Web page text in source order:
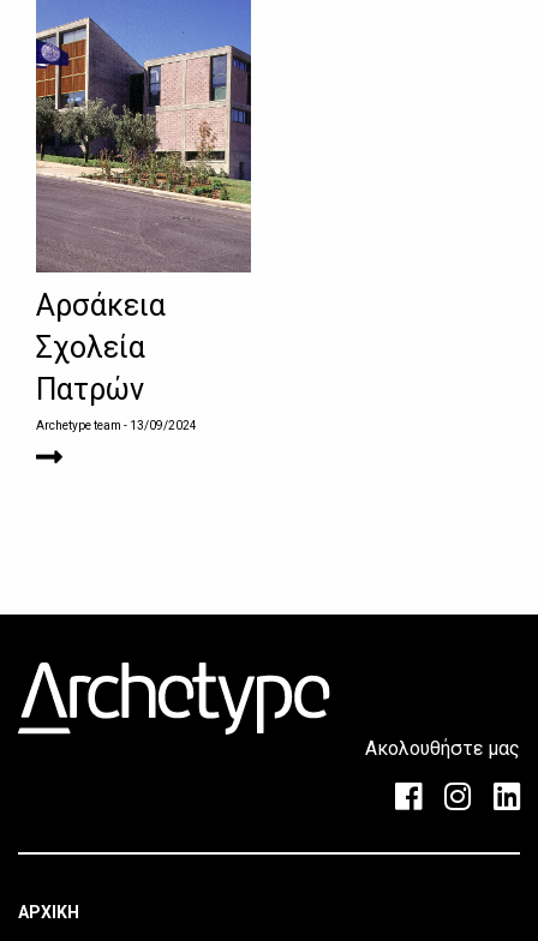
Αρσάκεια
Σχολεία
Πατρών
Archetype team - 13/09/2024
Ακολουθήστε μας
ΑΡΧΙΚΗ